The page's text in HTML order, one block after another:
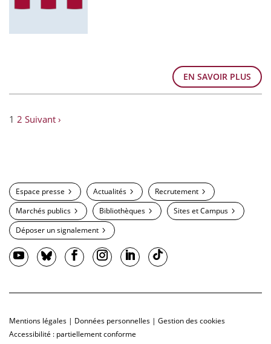
EN SAVOIR PLUS
1 2 Suivant ›
Espace presse Actualités
Recrutement
Marchés publics
Bibliothèques
Sites et Campus
Déposer un signalement
Mentions légales | Données personnelles | Gestion des cookies
Accessibilité : partiellement conforme